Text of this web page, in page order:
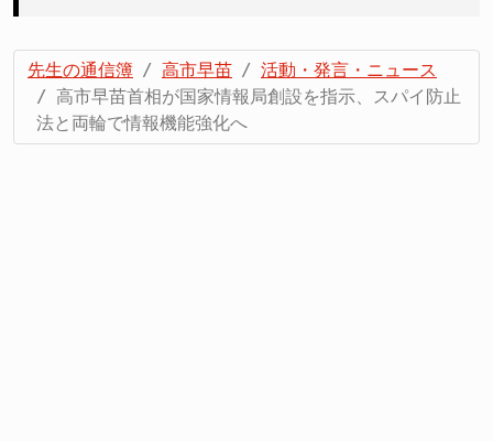
先生の通信簿 高市早苗
活動・発言・ニュース
高市早苗首相が国家情報局創設を指示、スパイ防止
法と両輪で情報機能強化へ